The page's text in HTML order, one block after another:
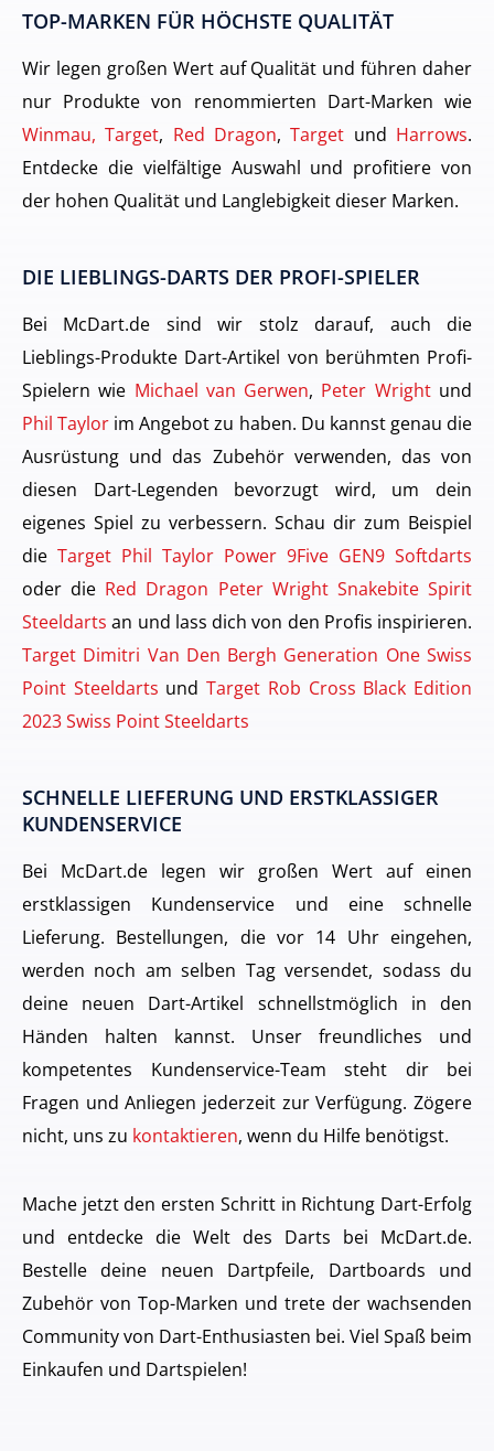
TOP-MARKEN FÜR HÖCHSTE QUALITÄT
Wir legen großen Wert auf Qualität und führen daher
nur Produkte von renommierten Dart-Marken wie
Winmau, Target, Red Dragon,Target und Harrows.
Entdecke die vielfältige Auswahl und profitiere von
der hohen Qualität und Langlebigkeit dieser Marken.
DIE LIEBLINGS-DARTS DER PROFI-SPIELER
Bei McDart.de sind wir stolz darauf, auch die
Lieblings-Produkte Dart-Artikel von berühmten Profi-
Spielern wie Michael van Gerwen, Peter Wrightund
Phil Taylor im Angebot zu haben. Du kannst genau die
Ausrüstung und das Zubehör verwenden, das von
diesen Dart-Legenden bevorzugt wird, um dein
eigenes Spiel zu verbessern. Schau dir zum Beispiel
die Target Phil Taylor Power 9Five GEN9 Softdarts
oder die Red Dragon Peter Wright Snakebite Spirit
Steeldarts an und lass dich von den Profis inspirieren.
Target Dimitri Van Den Bergh Generation One Swiss
Point Steeldarts undTarget Rob Cross Black Edition
2023 Swiss Point Steeldarts
SCHNELLE LIEFERUNG UND ERSTKLASSIGER
KUNDENSERVICE
Bei McDart.de legen wir großen Wert auf einen
erstklassigen Kundenservice und eine schnelle
Lieferung. Bestellungen, die vor 14 Uhr eingehen,
werden noch am selben Tag versendet, sodass du
deine neuen Dart-Artikel schnellstmöglich in den
Händen halten kannst. Unser freundliches und
kompetentes Kundenservice-Team steht dir bei
Fragen und Anliegen jederzeit zur Verfügung. Zögere
nicht, uns zu kontaktieren, wenn du Hilfe benötigst.
Mache jetzt den ersten Schritt in Richtung Dart-Erfolg
und entdecke die Welt des Darts bei McDart.de.
Bestelle deine neuen Dartpfeile, Dartboards und
Zubehör von Top-Marken und trete der wachsenden
Community von Dart-Enthusiasten bei. Viel Spaß beim
Einkaufen und Dartspielen!